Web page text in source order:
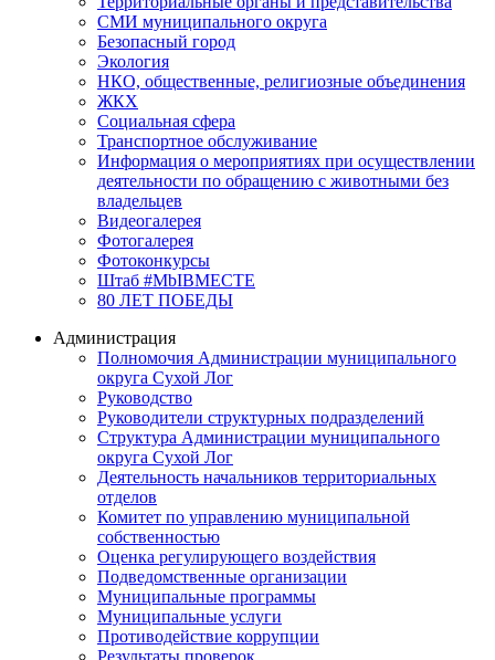
СМИ муниципального округа
Безопасный город
Экология
НКО, общественные, религиозные объединения
ЖКХ
Социальная сфера
Транспортное обслуживание
Информация о мероприятиях при осуществлении
деятельности по обращению с животными без
владельцев
Видеогалерея
Фотогалерея
Фотоконкурсы
Штаб #MbIBMECTE
80 ЛЕТ ПОБЕДЫ
Администрация
Полномочия Администрации муниципального
округа Сухой Лог
Руководство
Руководители структурных подразделений
Структура Администрации муниципального
округа Сухой Лог
Деятельность начальников территориальных
отделов
Комитет по управлению муниципальной
собственностью
Оценка регулирующего воздействия
Подведомственные организации
Муниципальные программы
Муниципальные услуги
Противодействие коррупции
Результаты проверок